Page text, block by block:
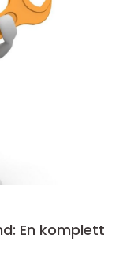
En komplett